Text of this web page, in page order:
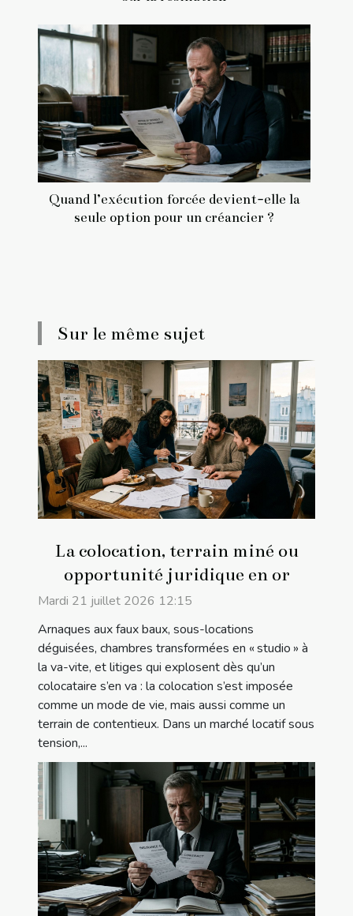
Quand l’exécution forcée devient-elle la
seule option pour un créancier ?
Sur le même sujet
La colocation, terrain miné ou
opportunité juridique en or
Mardi 21 juillet 2026 12:15
Arnaques aux faux baux, sous-locations
déguisées, chambres transformées en « studio » à
la va-vite, et litiges qui explosent dès qu’un
colocataire s’en va : la colocation s’est imposée
comme un mode de vie, mais aussi comme un
terrain de contentieux. Dans un marché locatif sous
tension,...